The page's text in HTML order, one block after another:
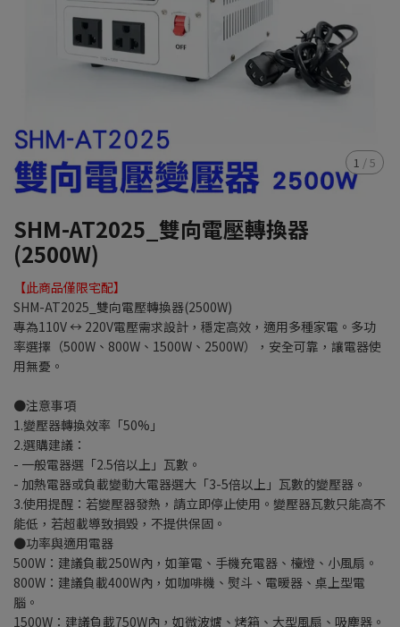
1 /5
SHM-AT2025_雙向電壓轉換器
(2500W)
【此商品僅限宅配】
SHM-AT2025_雙向電壓轉換器(2500W)
專為110V ↔ 220V電壓需求設計，穩定高效，適用多種家電。多功
率選擇（500W、800W、1500W、2500W），安全可靠，讓電器使
用無憂。
●注意事項
1.變壓器轉換效率「50%」
2.選購建議：
- 一般電器選「2.5倍以上」瓦數。
- 加熱電器或負載變動大電器選大「3-5倍以上」瓦數的變壓器。
3.使用提醒：若變壓器發熱，請立即停止使用。變壓器瓦數只能高不
能低，若超載導致損毀，不提供保固。
●功率與適用電器
500W：建議負載250W內，如筆電、手機充電器、檯燈、小風扇。
800W：建議負載400W內，如咖啡機、熨斗、電暖器、桌上型電
腦。
1500W：建議負載750W內，如微波爐、烤箱、大型風扇、吸塵器。